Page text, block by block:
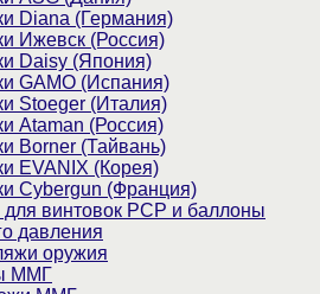
Diana (Германия)
Ижевск (Россия)
Daisy (Япония)
GAMO (Испания)
Stoeger (Италия)
Ataman (Россия)
Borner (Тайвань)
EVANIX (Корея)
Cybergun (Франция)
винтовок PCP и баллоны
давления
оружия
ММГ